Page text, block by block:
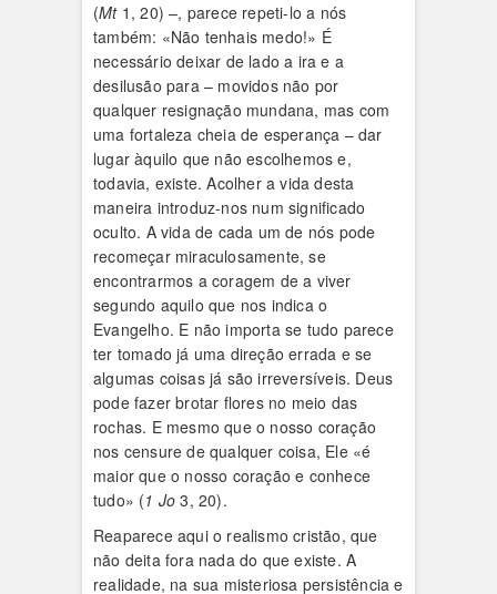
(Mt1, 20) –, parece repeti-lo a nós
também: «Não tenhais medo!» É
necessário deixar de lado a ira e a
desilusão para – movidos não por
qualquer resignação mundana, mas com
uma fortaleza cheia de esperança – dar
lugar àquilo que não escolhemos e,
todavia, existe. Acolher a vida desta
maneira introduz-nos num significado
oculto. A vida de cada um de nós pode
recomeçar miraculosamente, se
encontrarmos a coragem de a viver
segundo aquilo que nos indica o
Evangelho. E não importa se tudo parece
ter tomado já uma direção errada e se
algumas coisas já são irreversíveis. Deus
pode fazer brotar flores no meio das
rochas. E mesmo que o nosso coração
nos censure de qualquer coisa, Ele «é
maior que o nosso coração e conhece
tudo» (1 Jo 3, 20).
Reaparece aqui o realismo cristão, que
não deita fora nada do que existe. A
realidade, na sua misteriosa persistência e